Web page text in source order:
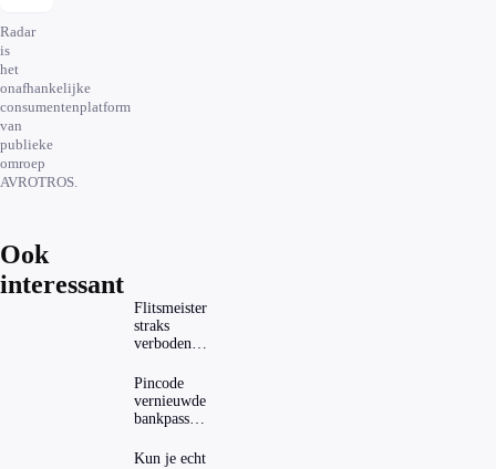
Radar
is
het
onafhankelijke
consumentenplatform
van
publieke
omroep
AVROTROS.
Ook
interessant
Flitsmeister
straks
verboden?
regels in
Nederland
en het
buitenland
Pincode
vernieuwde
bankpassen
ING-app:
Kun je echt